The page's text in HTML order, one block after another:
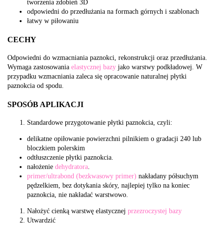
tworzenia zdobień 3D
odpowiedni do przedłużania na formach górnych i szablonach
łatwy w piłowaniu
CECHY
Odpowiedni do wzmacniania paznokci, rekonstrukcji oraz przedłużania.
Wymaga zastosowania elastycznej bazy jako warstwy podkładowej. W
przypadku wzmacniania zaleca się opracowanie naturalnej płytki
paznokcia od spodu.
SPOSÓB APLIKACJI
Standardowe przygotowanie płytki paznokcia, czyli:
delikatne opiłowanie powierzchni pilnikiem o gradacji 240 lub
bloczkiem polerskim
odtłuszczenie płytki paznokcia.
nałożenie dehydratora
primer/ultrabond (bezkwasowy primer) nakładany półsuchym
pędzelkiem, bez dotykania skóry, najlepiej tylko na koniec
paznokcia, nie nakładać warstwowo.
Nałożyć cienką warstwę elastycznej przezroczystej bazy
Utwardzić